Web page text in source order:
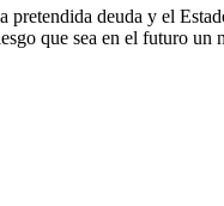
deuda y el
que sea en el futuro un